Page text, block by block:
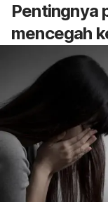
Pentingnya
mencegah